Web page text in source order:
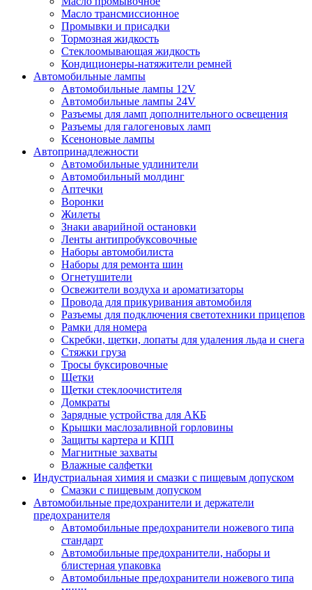
Масло трансмиссионное
Промывки и присадки
Тормозная жидкость
Стеклоомывающая жидкость
Кондиционеры-натяжители ремней
Автомобильные лампы
Автомобильные лампы 12V
Автомобильные лампы 24V
Разъемы для ламп дополнительного освещения
Разъемы для галогеновых ламп
Ксеноновые лампы
Автопринадлежности
Автомобильные удлинители
Автомобильный молдинг
Аптечки
Воронки
Жилеты
Знаки аварийной остановки
Ленты антипробуксовочные
Наборы автомобилиста
Наборы для ремонта шин
Огнетушители
Освежители воздуха и ароматизаторы
Провода для прикуривания автомобиля
Разъемы для подключения светотехники прицепов
Рамки для номера
Скребки, щетки, лопаты для удаления льда и снега
Стяжки груза
Тросы буксировочные
Щетки
Щетки стеклоочистителя
Домкраты
Зарядные устройства для АКБ
Крышки маслозаливной горловины
Защиты картера и КПП
Магнитные захваты
Влажные салфетки
Индустриальная химия и смазки с пищевым допуском
Смазки с пищевым допуском
Автомобильные предохранители и держатели
предохранителя
Автомобильные предохранители ножевого типа
стандарт
Автомобильные предохранители, наборы и
блистерная упаковка
Автомобильные предохранители ножевого типа